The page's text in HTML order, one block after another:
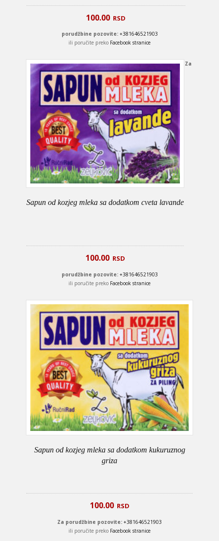
100.00 RSD
porudžbine pozovite: +381646521903
ili poručite preko Facebook stranice
Sapun od kozjeg mleka sa dodatkom cveta lavande
100.00 RSD
Za
porudžbine pozovite: +381646521903
ili poručite preko Facebook stranice
Sapun od kozjeg mleka sa dodatkom kukuruznog
griza
100.00 RSD
Za porudžbine pozovite: +381646521903
ili poručite preko Facebook stranice